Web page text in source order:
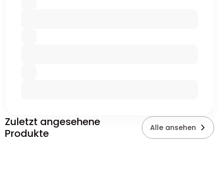
Zuletzt angesehene
Produkte
Alle ansehen